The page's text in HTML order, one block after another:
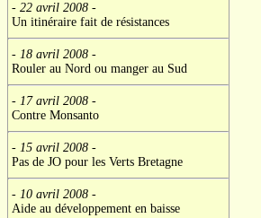
- 22 avril 2008-
Un itinéraire fait de résistances
- 18 avril 2008-
Rouler au Nord ou manger au Sud
- 17 avril 2008-
Contre Monsanto
- 15 avril 2008-
Pas de JO pour les Verts Bretagne
- 10 avril 2008-
Aide au développement en baisse